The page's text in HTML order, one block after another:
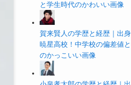
と学生時代のかわいい画像
賀来賢人の学歴と経歴｜出
暁星高校！中学校の偏差値
のかっこいい画像